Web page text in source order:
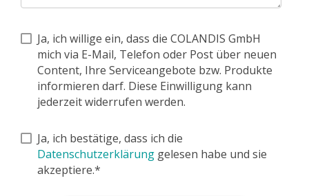
Ja, ich willige ein, dass die COLANDIS GmbH
mich via E-Mail, Telefon oder Post über neuen
Content, Ihre Serviceangebote bzw. Produkte
informieren darf. Diese Einwilligung kann
jederzeit widerrufen werden.
Ja, ich bestätige, dass ich die
Datenschutzerklärung gelesen habe und sie
akzeptiere.*